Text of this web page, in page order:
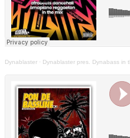
Dynablaster · Dynablaster pres. Dynabass in